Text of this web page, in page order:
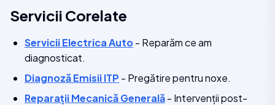
Servicii Corelate
Servicii Electrica Auto- Reparăm ce am
diagnosticat.
Diagnoză Emisii ITP - Pregătire pentru noxe.
Reparații Mecanică Generală- Intervenții post-